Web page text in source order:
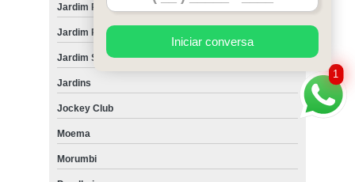
Jardim Paulista
Jardim Paulistano
Jardim São Luiz
Jardins
Jockey Club
Moema
Morumbi
1
Iniciar conversa